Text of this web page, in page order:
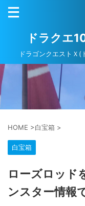
ドラクエ
ドラゴンクエストＸ
HOME >白宝箱 >
白宝箱
ローズロッド
ンスター情報